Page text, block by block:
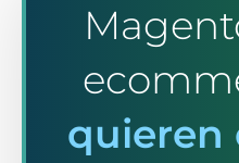
quieren